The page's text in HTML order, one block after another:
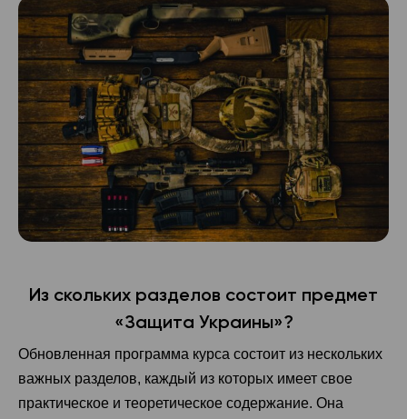
Из скольких разделов состоит предмет
«Защита Украины»?
Обновленная программа курса состоит из нескольких
важных разделов, каждый из которых имеет свое
практическое и теоретическое содержание. Она